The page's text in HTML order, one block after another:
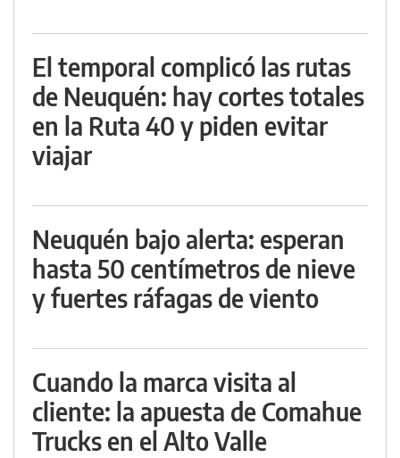
El temporal complicó las rutas
de Neuquén: hay cortes totales
en la Ruta 40 y piden evitar
viajar
Neuquén bajo alerta: esperan
hasta 50 centímetros de nieve
y fuertes ráfagas de viento
Cuando la marca visita al
cliente: la apuesta de Comahue
Trucks en el Alto Valle